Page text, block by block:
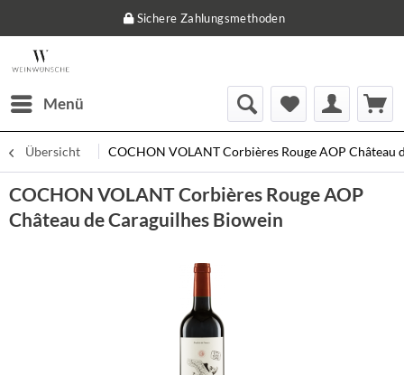
Sichere Zahlungsmethoden
Menü
Übersicht COCHON VOLANT Corbières Rouge AOP Château
COCHON VOLANT Corbières Rouge AOP
Château de Caraguilhes Biowein